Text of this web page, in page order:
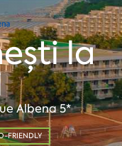
la
Albena 5*
FRIENDLY